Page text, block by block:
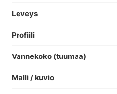
Leveys
Profiili
Vannekoko (tuumaa)
Malli / kuvio